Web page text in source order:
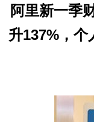
阿里新一季
升137%，个